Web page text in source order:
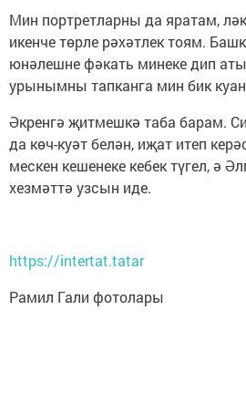
Мин портретларны да яратам,
икенче төрле рәхәтлек тоям.
юнәлешне фәкать минеке дип
урынымны тапканга мин бик
Әкренгә җитмешкә таба барам.
да көч-куәт белән, иҗат итеп
мескен кешенеке кебек түгел, ә
хезмәттә узсын иде.
https://intertat.tatar
Рамил Гали фотолары